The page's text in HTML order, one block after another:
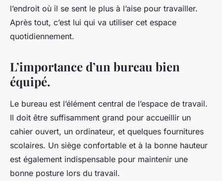
l’endroit où il se sent le plus à l’aise pour travailler.
Après tout, c’est lui qui va utiliser cet espace
quotidiennement.
L’importance d’un bureau bien
équipé.
Le bureau est l’élément central de l’espace de travail.
Il doit être suffisamment grand pour accueillir un
cahier ouvert, un ordinateur, et quelques fournitures
scolaires. Un siège confortable et à la bonne hauteur
est également indispensable pour maintenir une
bonne posture lors du travail.